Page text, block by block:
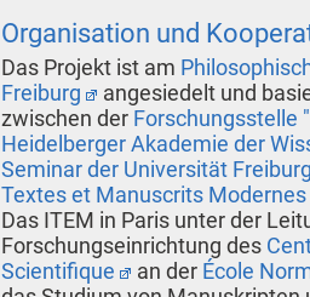
Organisation und
Das Projekt ist am
Freiburg
angesiedelt und
zwischen der Forschungsstelle
Heidelberger Akademie der
Seminar der Universität
Textes et Manuscrits Modernes
Das ITEM in Paris unter der
Forschungseinrichtung des
Scientifique
an der École